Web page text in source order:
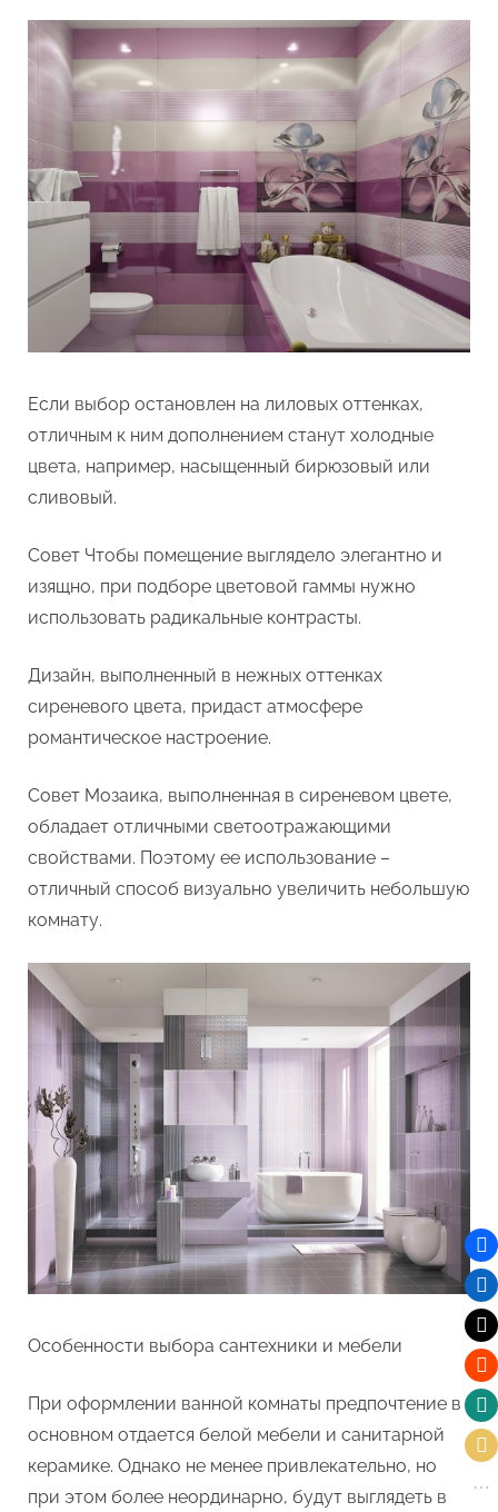
Если выбор остановлен на лиловых оттенках,
отличным к ним дополнением станут холодные
цвета, например, насыщенный бирюзовый или
сливовый.
Совет Чтобы помещение выглядело элегантно и
изящно, при подборе цветовой гаммы нужно
использовать радикальные контрасты.
Дизайн, выполненный в нежных оттенках
сиреневого цвета, придаст атмосфере
романтическое настроение.
Совет Мозаика, выполненная в сиреневом цвете,
обладает отличными светоотражающими
свойствами. Поэтому ее использование –
отличный способ визуально увеличить небольшую
комнату.
Особенности выбора сантехники и мебели
При оформлении ванной комнаты предпочтение в
основном отдается белой мебели и санитарной
керамике. Однако не менее привлекательно, но
при этом более неординарно, будут выглядеть в